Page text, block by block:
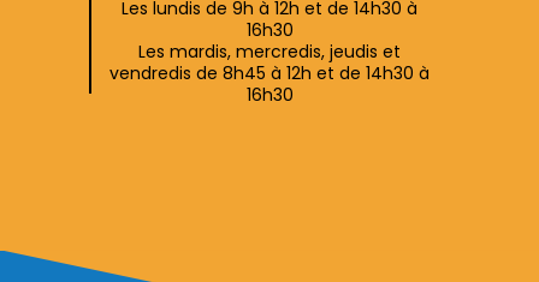
Les lundis de 9h à 12h et de 14h30 à
16h30
Les mardis, mercredis, jeudis et
vendredis de 8h45 à 12h et de 14h30 à
16h30